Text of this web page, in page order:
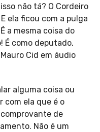
não tá? O Cordeiro
ela ficou com a pulga
a mesma coisa do
É como deputado,
Cid em áudio
alguma coisa ou
com ela que é o
de
Não é um